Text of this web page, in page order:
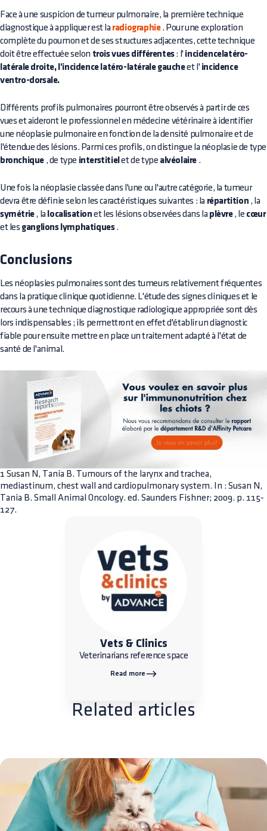
Face à une suspicion de tumeur pulmonaire, la première technique
diagnostique à appliquer est la radiographie. Pour une exploration
complète du poumon et de ses structures adjacentes, cette technique
doit être effectuée selon trois vues différentes: l' incidencelatéro-
latérale droite, l'incidence latéro-latérale gaucheet l' incidence
ventro-dorsale.
Différents profils pulmonaires pourront être observés à partir de ces
vues et aideront le professionnel en médecine vétérinaire à identifier
une néoplasie pulmonaire en fonction de la densité pulmonaire et de
l'étendue des lésions. Parmi ces profils, on distingue la néoplasie de type
bronchique , de type interstitiel et de type alvéolaire .
Une fois la néoplasie classée dans l'une ou l'autre catégorie, la tumeur
devra être définie selon les caractéristiques suivantes : la répartition , la
symétrie, la localisation et les lésions observées dans la plèvre, le cœur
et les ganglions lymphatiques.
Conclusions
Les néoplasies pulmonaires sont des tumeurs relativement fréquentes
dans la pratique clinique quotidienne. L'étude des signes cliniques et le
recours à une technique diagnostique radiologique appropriée sont dès
lors indispensables ; ils permettront en effet d'établir un diagnostic
fiable pour ensuite mettre en place un traitement adapté à l'état de
santé de l'animal.
1 Susan N, Tania B. Tumours of the larynx and trachea,
mediastinum, chest wall and cardiopulmonary system. In : Susan N,
Tania B. Small Animal Oncology. ed. Saunders Fishner; 2009. p. 115-
127.
Vets & Clinics
Veterinarians reference space
Read more
Related articles